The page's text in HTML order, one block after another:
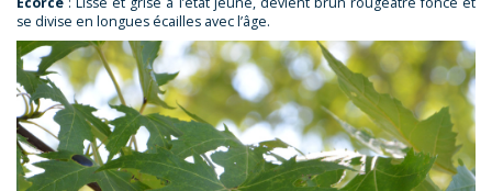
se divise en longues écailles avec l’âge.